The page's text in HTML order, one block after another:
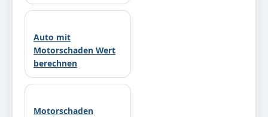
Auto mit
Motorschaden Wert
berechnen
Motorschaden